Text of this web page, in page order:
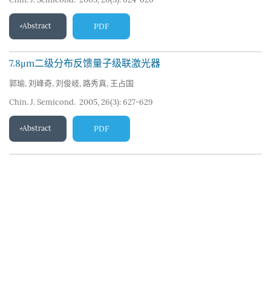
Abstract PDF
7.8μm二级分布反馈量子级联激光器
郭瑜, 刘峰奇, 刘俊岐, 路秀真, 王占国
Chin. J. Semicond. 2005, 26(3): 627-629
Abstract PDF